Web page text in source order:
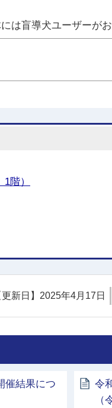
は盲導犬ユーザーが
階）
更新日】 2025年4月17日
催結果につ
令
（